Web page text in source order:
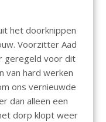
het doorknippen
Voorzitter Aad
geregeld voor dit
van hard werken
ons vernieuwde
dan alleen een
dorp klopt weer